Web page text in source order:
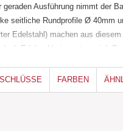
geraden Ausführung nimmt der
seitliche Rundprofile Ø 40mm
Edelstahl) machen aus
Edelstahl nie rosten wird.
und Ruheräume.
erhöhen die
Der Heizkörper gibt es auch als
FARBEN